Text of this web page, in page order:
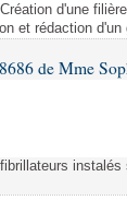
d'une
et rédaction
de Mme